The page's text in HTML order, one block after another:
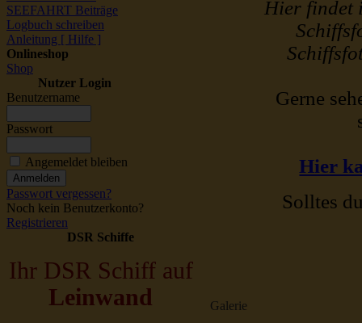
SEEFAHRT Beiträge
Logbuch schreiben
Anleitung [ Hilfe ]
Onlineshop
Shop
Nutzer Login
Benutzername
Passwort
Angemeldet bleiben
Passwort vergessen?
Noch kein Benutzerkonto?
Registrieren
DSR Schiffe
Ihr DSR Schiff auf
Leinwand
Hier findet
Gerne
Hier
Solltes
Galerie